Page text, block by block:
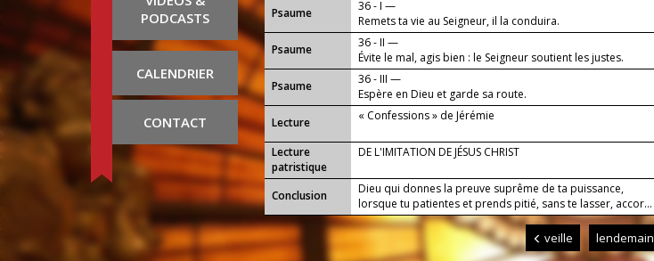
PODCASTS
CALENDRIER
CONTACT
Psaume
36 - I —
Remets ta vie au Seigneur, il la conduira.
Psaume
36 - II —
Évite le mal, agis bien : le Seigneur soutient les justes.
Psaume
36 - III —
Espère en Dieu et garde sa route.
Lecture
« Confessions » de Jérémie
Lecture
patristique
DE L'IMITATION DE JÉSUS CHRIST
Conclusion
Dieu qui donnes la preuve suprême de ta puissance,
lorsque tu patientes et prends pitié, sans te lasser, accor...
veille lendemain